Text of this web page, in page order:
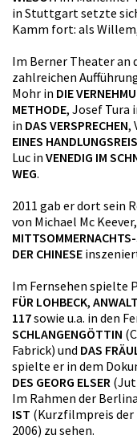
in Stuttgart setzte
Kamm fort: als
Im Berner Theater an
zahlreichen
Mohr in DIE
METHODE, Josef Tura
in DAS VERSPRECHEN,
EINES
Luc in VENEDIG IM
WEG.
2011 gab er dort sein
von Michael Mc
DER CHINESE
Im Fernsehen spielte
FÜR LOHBECK,
117sowie u.a. in den
SCHLANGENGÖTTIN
Fabrick) und DAS
spielte er in dem
DES GEORG ELSER
Im Rahmen der
IST (Kurzfilmpreis
2006) zu sehen.